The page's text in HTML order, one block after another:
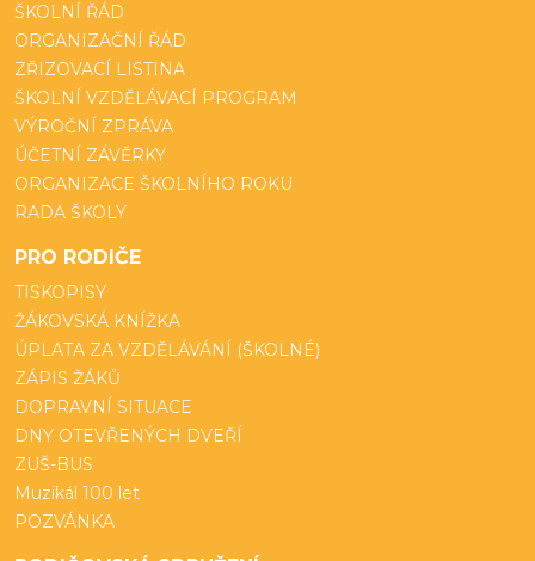
ŠKOLNÍ ŘÁD
ORGANIZAČNÍ ŘÁD
ZŘIZOVACÍ LISTINA
ŠKOLNÍ VZDĚLÁVACÍ PROGRAM
VÝROČNÍ ZPRÁVA
ÚČETNÍ ZÁVĚRKY
ORGANIZACE ŠKOLNÍHO ROKU
RADA ŠKOLY
PRO RODIČE
TISKOPISY
ŽÁKOVSKÁ KNÍŽKA
ÚPLATA ZA VZDĚLÁVÁNÍ (ŠKOLNÉ)
ZÁPIS ŽÁKŮ
DOPRAVNÍ SITUACE
DNY OTEVŘENÝCH DVEŘÍ
ZUŠ-BUS
Muzikál 100 let
POZVÁNKA